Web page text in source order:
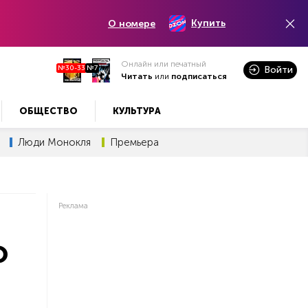
О номере Купить
№30-33 №7
Онлайн или печатный
Читать или подписаться
Войти
ОБЩЕСТВО КУЛЬТУРА
Люди Монокля Премьера
Реклама